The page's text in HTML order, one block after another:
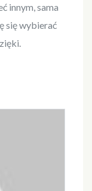
innym, sama
się wybierać